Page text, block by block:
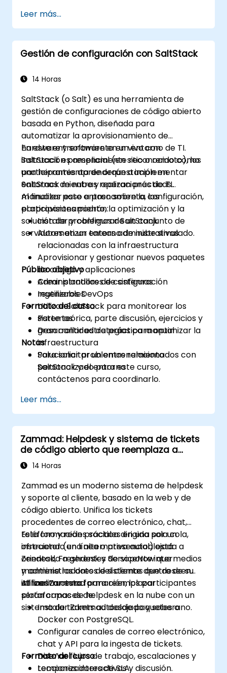
Realizar el despliegue avanzado de
aplicaciones y su resolución de
problemas.
Leer más...
Gestión de configuración con SaltStack
14 Horas
SaltStack (o Salt) es una herramienta de
gestión de configuraciones de código abierto
basada en Python, diseñada para
automatizar la aprovisionamiento de
hardware y software en un entorno de TI.
SaltStack es ampliamente reconocido como
una herramienta de orquestación en
entornos de nube y operaciones de TI.
En este entrenamiento en vivo con
instrucción presencial (en sitio o remoto), los
participantes aprenderán a implementar
SaltStack mientras realizan prácticas
manuales paso a paso sobre la configuración,
el aprovisionamiento, la optimización y la
solución de problemas de un conjunto de
servidores en un entorno de nube simulado.
Al finalizar este entrenamiento, los
participantes podrán:
Instalar y configurar SaltStack
Automatizar tareas administrativas
relacionadas con la infraestructura
Aprovisionar y gestionar nuevos paquetes
de código y aplicaciones
Crear plantillas de configuración
reutilizables
Utilizar SaltStack para monitorear los
sistemas
Desarrollar estrategias para optimizar la
infraestructura
Solucionar problemas relacionados con
SaltStack y el entorno
Público objetivo
Administradores de sistemas
Ingenieros DevOps
Formato del curso
Parte teórica, parte discusión, ejercicios y
gran cantidad de práctica manual
Notas
Para solicitar un entrenamiento
personalizado para este curso,
contáctenos para coordinarlo.
Leer más...
Zammad: Helpdesk y sistema de tickets
de código abierto que reemplaza a
Zendesk y Freshdesk
14 Horas
Zammad es un moderno sistema de helpdesk
y soporte al cliente, basado en la web y de
código abierto. Unifica los tickets
procedentes de correo electrónico, chat,
teléfono y redes sociales en una sola cola,
ofreciendo una alternativa autoalojada a
Zendesk, Freshdesk y ServiceNow que
mantiene los datos del cliente dentro de su
infraestructura.
Esta formación práctica dirigida por un
instructor (en línea o presencial) está
orientada a gerentes de soporte intermedios
y administradores de sistemas que deseen
utilizar Zammad para reemplazar
plataformas de helpdesk en la nube con un
sistema de tickets autoalojado y soberano.
Al finalizar esta formación, los participantes
serán capaces de:
Instalar Zammad desde paquetes o
Docker con PostgreSQL.
Configurar canales de correo electrónico,
chat y API para la ingesta de tickets.
Diseñar flujos de trabajo, escalaciones y
temporizadores de SLA.
Formato del curso
Lecciones interactivas y discusión.